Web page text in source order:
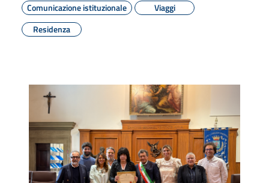
Comunicazione istituzionale
Viaggi
Residenza